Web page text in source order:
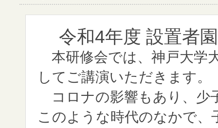
令和4年度 設置者
本研修会では、神戸大学
してご講演いただきます。
コロナの影響もあり、少
このような時代のなかで